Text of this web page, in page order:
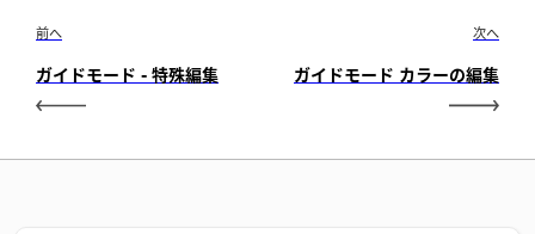
前へ
ガイドモード - 特殊編集
次へ
ガイドモード カラーの編集